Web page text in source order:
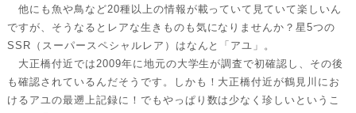
他にも魚や鳥など20種以上の情報が載っていて見ていて楽しいん
ですが、そうなるとレアな生きものも気になりませんか？星5つの
SSR（スーパースペシャルレア）はなんと「アユ」。
大正橋付近では2009年に地元の大学生が調査で初確認し、その後
も確認されているんだそうです。しかも！大正橋付近が鶴見川にお
けるアユの最遡上記録に！でもやっぱり数は少なく珍しいというこ